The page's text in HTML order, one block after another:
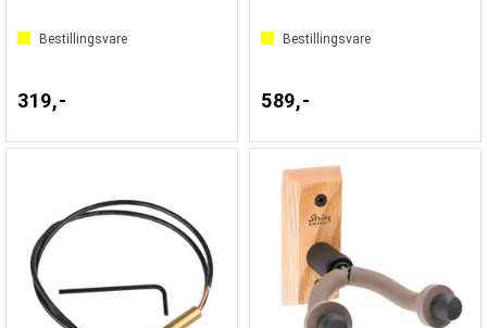
Bestillingsvare
319,-
Bestillingsvare
589,-